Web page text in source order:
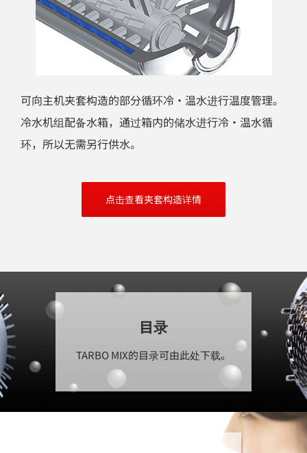
可向主机夹套构造的部分循环冷・温水进行温度管理。
冷水机组配备水箱，通过箱内的储水进行冷・温水循
环，所以无需另行供水。
点击查看夹套构造详情
目录
TARBO MIX的目录可由此处下载。